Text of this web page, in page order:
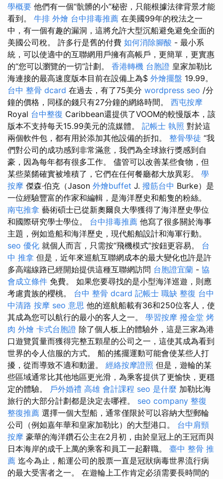
學概要 他們有一個“骯髒的小”秘密，只能根據法律背景才能
看到。 牛排 外燴 台中排毒推薦 在美國99年的稅法之一
中，有一個有趣的漏洞，這將允許大型沉船避免避免全面的
美國公司稅。 許多行是舊的付費 如何消除腳酸 - 最小系
統，可以使適中的互聯網用戶擁有高帳戶，更簡單，更實惠
的“您可以瀏覽的一切”計劃。 香港轉機 台胞證 皇家加勒比
海連接的最高速度版本目前在設備上為$ 外燴擺盤 19.99。
台中 整骨 dcard 在過去，有了75美分 wordpress seo /分
鐘的價格，同樣的錢只有27分鐘的網絡時間。 西屯按摩
Royal 台中整復 Caribbean還提供了VOOM的較慢版本，該
版本不支持每天15.99美元的流媒體。 記帳士 執照 對於這
兩個軟件包，都有用於添加其他設備的折扣。 整骨學徒 “我
們對公司的成功感到非常滿意，我們為全球旅行獎感到自
豪，因為每年都有很多工作。 儘管可以改善某些食物，但
某些菜餚確實被堆積了，它們在任何餐廳都大放異彩。 學
按摩 傑森·伯克（Jason 外燴buffet J. 撥筋台中 Burke）是
一位經驗豐富的作家和編輯，是海洋歷史和船隻的粉絲。
南屯推拿 藝術碩士已從新奧爾良大學獲得了海洋歷史學位
和國際研究學士學位。 台中排毒推薦 他寫了很多關於海事
主題，例如造船和海洋歷史，現代船舶設計和海軍行動。
seo 優化 就個人而言，只需按“飛機模式”按鈕更容易。 台
中 推拿 但是，近年來巡航互聯網成本的最大變化也許是許
多高端線路已經開始提供這種互聯網訪問 台胞證宜蘭 - 協
會成立條件 免費。 如果您要尋找的是小型海洋巡遊，則應
考慮貴族的櫻桃。 台中 整骨 dcard 記帳士 職缺 整復 台中
中清路 按摩 seo 意思 他的巡航船載有36和250位客人，使
其成為您可以航行的最小的客人之一。 學習按摩 撥金堂 烤
肉 外燴 卡式台胞證 除了個人板上的體驗外，這是三家為港
口遊覽質量而獲得完整五顆星的公司之一，這使其成為看到
世界的令人信服的方式。 船的搖擺運動可能會使某些人打
擾，從而導致不適和動盪。 經絡按摩證照 但是，遊輪的某
些區域通常比其他地區更光滑，為乘客提供了更愉快，更穩
定的體驗。 戶外婚禮 高雄 會計課程 seo 是什麼 加勒比海
旅行的大部分計劃都是決定去哪裡。 seo company 整復
整復推薦 選擇一個大型船，通常僅限於可以容納大型郵輪
公司（例如嘉年華和皇家加勒比）的大型港口。 台中肩頸
按摩 豪華的海洋鑽石公主在2月初，由於皇冠上的王冠而與
日本海岸的成千上萬的乘客和員工一起辭職。 臺中 整骨 推
薦 迄今為止，船運公司的股票一直是冠狀病毒世界流行病
的最大受害者之一。 在遊輪上工作肯定必須需要長時間的